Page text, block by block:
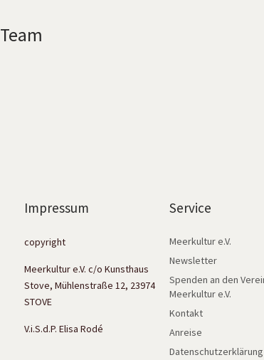
Team
Impressum
copyright
Meerkultur e.V. c/o Kunsthaus
Stove, Mühlenstraße 12, 23974
STOVE
V.i.S.d.P. Elisa Rodé
Service
Meerkultur e.V.
Newsletter
Spenden an den
Meerkultur e.V.
Kontakt
Anreise
Datenschutzerklärung